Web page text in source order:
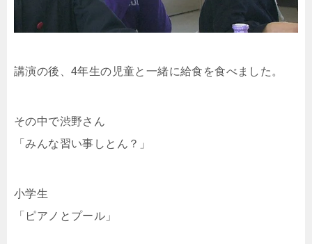
講演の後、4年生の児童と一緒に給食を食べました。
その中で渋野さん
「みんな習い事しとん？」
小学生
「ピアノとプール」